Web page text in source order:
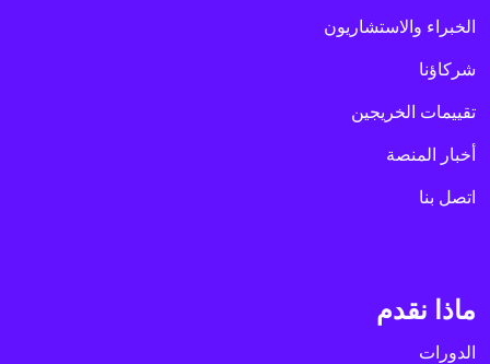
الخبراء والاستشاريون
شركاؤنا
تقييمات الخريجين
أخبار المنصة
اتصل بنا
ماذا نقدم
الدورات